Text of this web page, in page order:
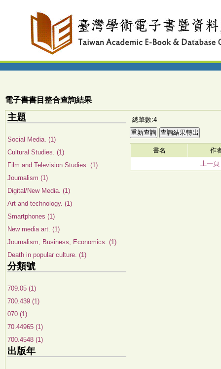
電子書書目整合查詢結果
主題
Social Media. (1)
Cultural Studies. (1)
Film and Television Studies. (1)
Journalism (1)
Digital/New Media. (1)
Art and technology. (1)
Smartphones (1)
New media art. (1)
Journalism, Business, Economics. (1)
Death in popular culture. (1)
分類號
709.05 (1)
700.439 (1)
070 (1)
70.44965 (1)
700.4548 (1)
出版年
總筆數:4
書名
作
上一頁